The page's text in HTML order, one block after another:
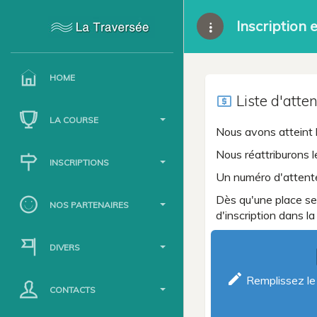
HOME
LA COURSE
INSCRIPTIONS
NOS PARTENAIRES
DIVERS
CONTACTS
Inscription
local_atm Liste
Nous avons atteint
Nous réattriburons
Un numéro
Dès qu'une place
d'inscription dans
create Remplissez